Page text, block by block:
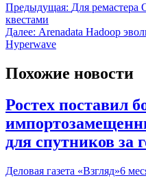
Предыдущая: Для ремастера
квестами
Далее: Arenadata Hadoop
Hyperwave
Похожие новости
Ростех поставил
для спутников за
Деловая газета «Взгляд»6